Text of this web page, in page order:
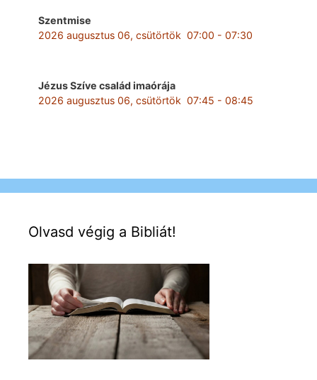
Szentmise
2026 augusztus 06, csütörtök 07:00 - 07:30
Jézus Szíve család imaórája
2026 augusztus 06, csütörtök 07:45 - 08:45
Olvasd végig a Bibliát!